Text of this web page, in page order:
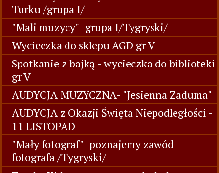
Turku /grupa I/
"Mali muzycy"- grupa I/Tygryski/
Wycieczka do sklepu AGD gr V
Spotkanie z bajką - wycieczka do biblioteki
gr V
AUDYCJA MUZYCZNA- "Jesienna Zaduma"
AUDYCJA z Okazji Święta Niepodległości -
11 LISTOPAD
"Mały fotograf"- poznajemy zawód
fotografa /Tygryski/